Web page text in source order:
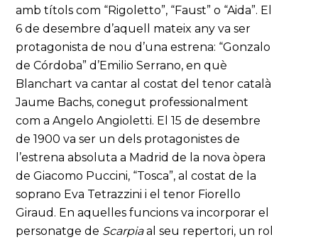
amb títols com “Rigoletto”, “Faust” o “Aida”. El
6 de desembre d’aquell mateix any va ser
protagonista de nou d’una estrena: “Gonzalo
de Córdoba” d’Emilio Serrano, en què
Blanchart va cantar al costat del tenor català
Jaume Bachs, conegut professionalment
com a Angelo Angioletti. El 15 de desembre
de 1900 va ser un dels protagonistes de
l’estrena absoluta a Madrid de la nova òpera
de Giacomo Puccini, “Tosca”, al costat de la
soprano Eva Tetrazzini i el tenor Fiorello
Giraud. En aquelles funcions va incorporar el
personatge de Scarpiaal seu repertori, un rol